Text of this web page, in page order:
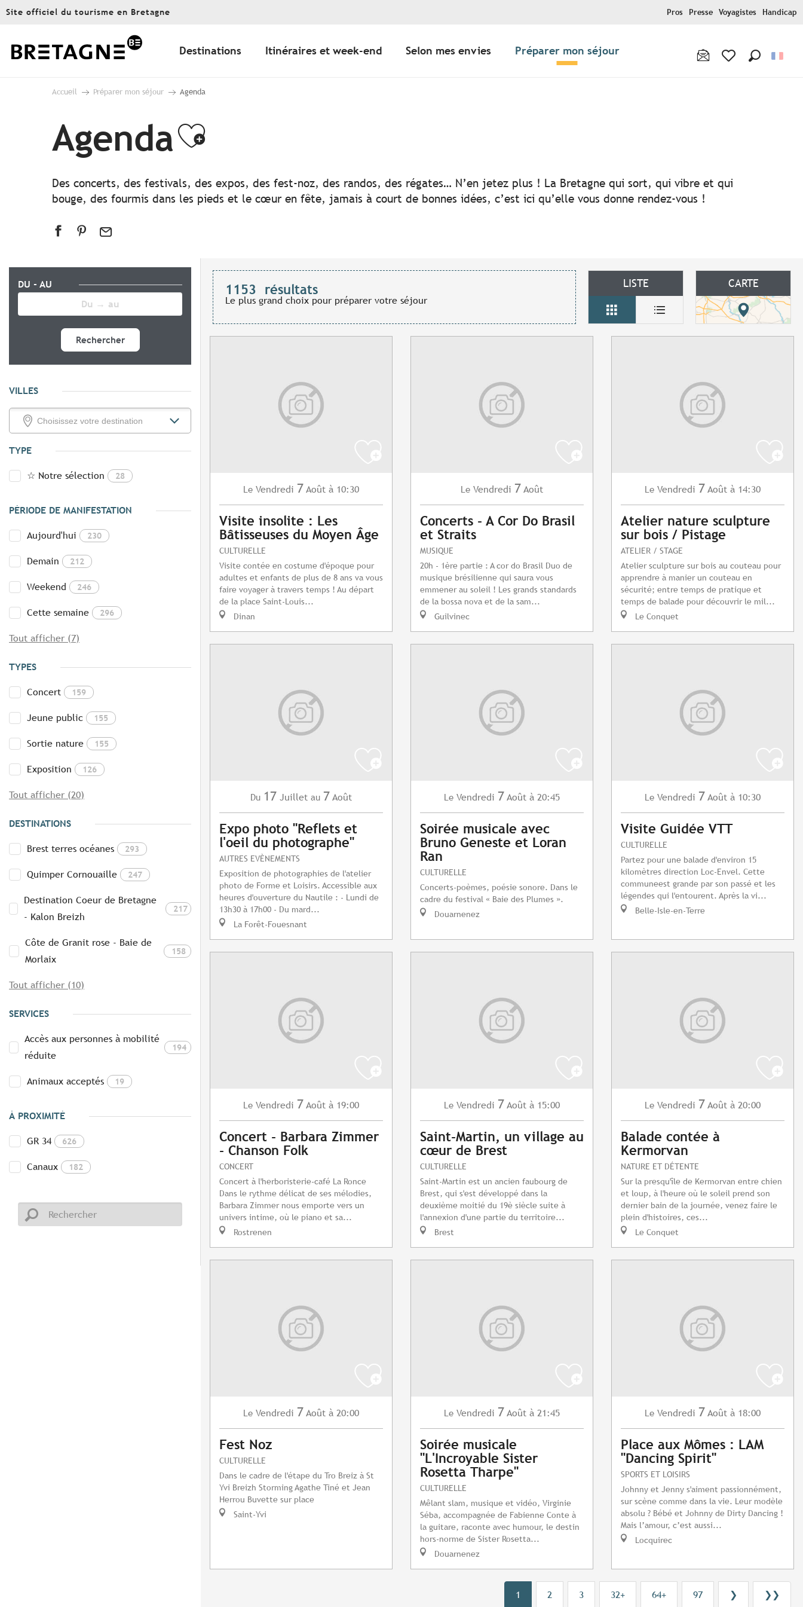
Aller
principal
Site officiel du tourisme en Bretagne Pros Presse Voyagistes Handicap
Destinations Itinéraires et week-end Selon mes envies Préparer mon séjour
Accueil Préparer mon séjour Agenda
AgendaAjouter aux favoris
Des concerts, des festivals, des expos, des fest-noz, des randos, des régates… N’en jetez plus ! La Bretagne qui sort, qui vibre et qui
bouge, des fourmis dans les pieds et le cœur en fête, jamais à court de bonnes idées, c’est ici qu’elle vous donne rendez-vous !
DU - AU
Rechercher
VILLES
TYPE
☆ Notre sélection 28
PÉRIODE DE MANIFESTATION
Aujourd'hui 230
Demain 212
Weekend 246
Cette semaine 296
Tout afficher (7)
TYPES
Concert 159
Jeune public 155
Sortie nature 155
Exposition 126
Tout afficher (20)
DESTINATIONS
Brest terres océanes 293
Quimper Cornouaille 247
Destination Coeur de Bretagne
- Kalon Breizh
217
Côte de Granit rose - Baie de
Morlaix
158
Tout afficher (10)
SERVICES
Accès aux personnes à mobilité
réduite
194
Animaux acceptés 19
À PROXIMITÉ
GR 34 626
Canaux 182
1153 résultats
Le plus grand choix pour préparer votre séjour
LISTE CARTE
Le Vendredi 7 Août à 10:30
Visite insolite : Les
Bâtisseuses du Moyen Âge
CULTURELLE
Visite contée en costume d'époque pour
adultes et enfants de plus de 8 ans va vous
faire voyager à travers temps ! Au départ
de la place Saint-Louis...
Dinan
Le Vendredi 7 Août
Concerts - A Cor Do Brasil
et Straits
MUSIQUE
20h - 1ère partie : A cor do Brasil Duo de
musique brésilienne qui saura vous
emmener au soleil ! Les grands standards
de la bossa nova et de la sam...
Guilvinec
Le Vendredi 7 Août à 14:30
Atelier nature sculpture
sur bois / Pistage
ATELIER / STAGE
Atelier sculpture sur bois au couteau pour
apprendre à manier un couteau en
sécurité; entre temps de pratique et
temps de balade pour découvrir le mil...
Le Conquet
Du 17 Juillet au 7 Août
Expo photo "Reflets et
l'oeil du photographe"
AUTRES EVÈNEMENTS
Exposition de photographies de l'atelier
photo de Forme et Loisirs. Accessible aux
heures d'ouverture du Nautile : - Lundi de
13h30 à 17h00 - Du mard...
La Forêt-Fouesnant
Le Vendredi 7 Août à 20:45
Soirée musicale avec
Bruno Geneste et Loran
Ran
CULTURELLE
Concerts-poèmes, poésie sonore. Dans le
cadre du festival « Baie des Plumes ».
Douarnenez
Le Vendredi 7 Août à 10:30
Visite Guidée VTT
CULTURELLE
Partez pour une balade d'environ 15
kilomètres direction Loc-Envel. Cette
communeest grande par son passé et les
légendes qui l'entourent. Après la vi...
Belle-Isle-en-Terre
Le Vendredi 7 Août à 19:00
Concert - Barbara Zimmer
- Chanson Folk
CONCERT
Concert à l'herboristerie-café La Ronce
Dans le rythme délicat de ses mélodies,
Barbara Zimmer nous emporte vers un
univers intime, où le piano et sa...
Rostrenen
Le Vendredi 7 Août à 15:00
Saint-Martin, un village au
cœur de Brest
CULTURELLE
Saint-Martin est un ancien faubourg de
Brest, qui s'est développé dans la
deuxième moitié du 19è siècle suite à
l'annexion d'une partie du territoire...
Brest
Le Vendredi 7 Août à 20:00
Balade contée à
Kermorvan
NATURE ET DÉTENTE
Sur la presqu'île de Kermorvan entre chien
et loup, à l'heure où le soleil prend son
dernier bain de la journée, venez faire le
plein d'histoires, ces...
Le Conquet
Le Vendredi 7 Août à 20:00
Fest Noz
CULTURELLE
Dans le cadre de l'étape du Tro Breiz à St
Yvi Breizh Storming Agathe Tiné et Jean
Herrou Buvette sur place
Saint-Yvi
Le Vendredi 7 Août à 21:45
Soirée musicale
"L'Incroyable Sister
Rosetta Tharpe"
CULTURELLE
Mêlant slam, musique et vidéo, Virginie
Séba, accompagnée de Fabienne Conte à
la guitare, raconte avec humour, le destin
hors-norme de Sister Rosetta...
Douarnenez
Le Vendredi 7 Août à 18:00
Place aux Mômes : LAM
"Dancing Spirit"
SPORTS ET LOISIRS
Johnny et Jenny s'aiment passionnément,
sur scène comme dans la vie. Leur modèle
absolu ? Bébé et Johnny de Dirty Dancing !
Mais l’amour, c’est aussi...
Locquirec
1 2 3 32+ 64+ 97 ❯ ❯❯